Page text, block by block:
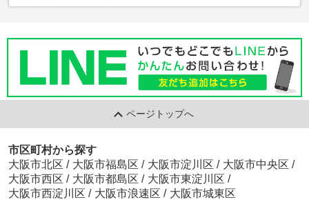
ページトップへ
市区町村から探す
大阪市北区 / 大阪市福島区 / 大阪市淀川区 / 大阪市中央区 /
大阪市西区 / 大阪市都島区 / 大阪市東淀川区 /
大阪市西淀川区 / 大阪市浪速区 / 大阪市城東区